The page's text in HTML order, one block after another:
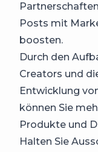
Posts mit
boosten.
Durch den
Creators und
Entwicklung
können Sie
Produkte und
Halten Sie